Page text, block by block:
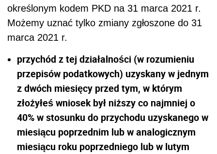
określonym kodem PKD na 31 marca 2021 r.
Możemy uznać tylko zmiany zgłoszone do 31
marca 2021 r.
przychód z tej działalności (w rozumieniu
przepisów podatkowych) uzyskany w jednym
z dwóch miesięcy przed tym, w którym
złożyłeś wniosek był niższy co najmniej o
40% w stosunku do przychodu uzyskanego w
miesiącu poprzednim lub w analogicznym
miesiącu roku poprzedniego lub w lutym